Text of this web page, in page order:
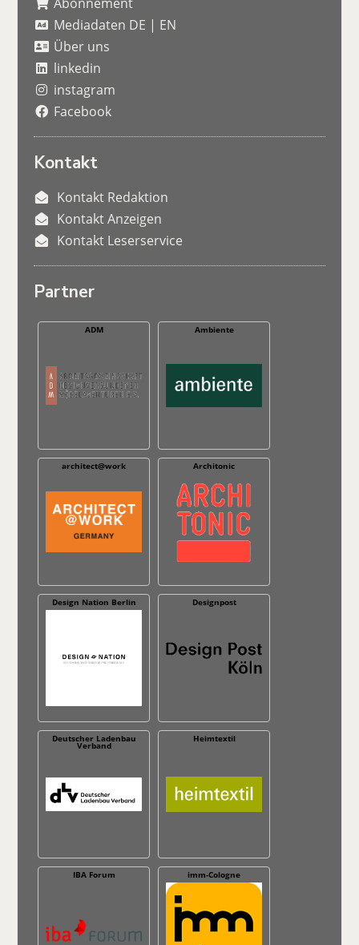
Mediadaten DE | EN
Über uns
linkedin
instagram
Facebook
Kontakt
Kontakt Redaktion
Kontakt Anzeigen
Kontakt Leserservice
Partner
ADM Ambiente
architect@work Architonic
Design Nation Berlin Designpost
Deutscher Ladenbau
Verband
Heimtextil
IBA Forum imm-Cologne